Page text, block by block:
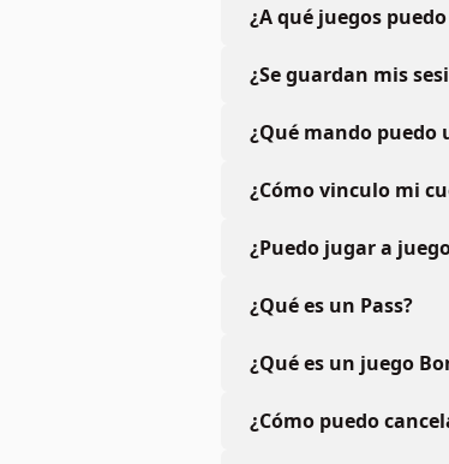
¿A qué juegos
¿Se guardan mis
¿Qué mando puedo
¿Cómo vinculo mi
¿Puedo jugar a
¿Qué es un Pass?
¿Qué es un juego
¿Cómo puedo